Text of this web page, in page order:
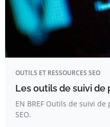
OUTILS ET RESSOURCES SEO
Les outils de suivi de
EN BREF Outils de suivi
SEO.